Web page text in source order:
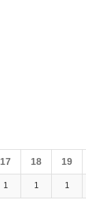
17 18 19
1 1 1